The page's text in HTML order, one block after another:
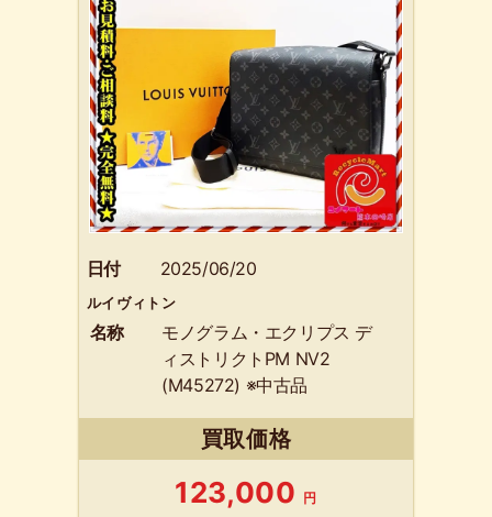
日付 2025/06/20
ルイヴィトン
名称
モノグラム・エクリプス デ
ィストリクトPM NV2
(M45272) ※中古品
買取価格
123,000 円